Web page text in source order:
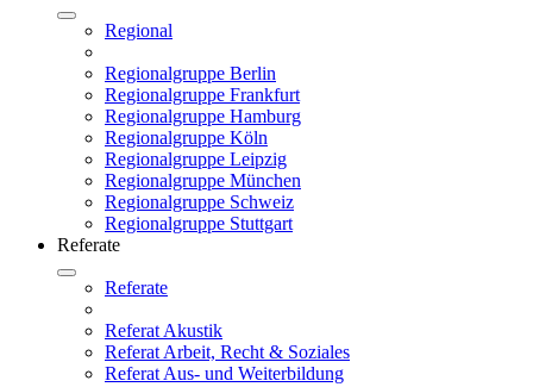
Regional
Regionalgruppe Berlin
Regionalgruppe Frankfurt
Regionalgruppe Hamburg
Regionalgruppe Köln
Regionalgruppe Leipzig
Regionalgruppe München
Regionalgruppe Schweiz
Regionalgruppe Stuttgart
Referate
Referate
Referat Akustik
Referat Arbeit, Recht & Soziales
Referat Aus- und Weiterbildung